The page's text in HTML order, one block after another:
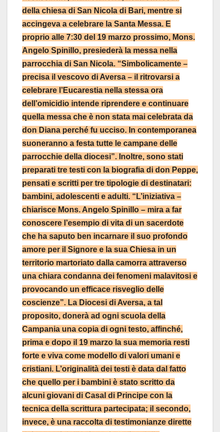
della chiesa di San Nicola di Bari, mentre si
accingeva a celebrare la Santa Messa. E
proprio alle 7:30 del 19 marzo prossimo, Mons.
Angelo Spinillo, presiederà la messa nella
parrocchia di San Nicola. “Simbolicamente –
precisa il vescovo di Aversa – il ritrovarsi a
celebrare l’Eucarestia nella stessa ora
dell’omicidio intende riprendere e continuare
quella messa che è non stata mai celebrata da
don Diana perché fu ucciso. In contemporanea
suoneranno a festa tutte le campane delle
parrocchie della diocesi”. Inoltre, sono stati
preparati tre testi con la biografia di don Peppe,
pensati e scritti per tre tipologie di destinatari:
bambini, adolescenti e adulti. “L’iniziativa –
chiarisce Mons. Angelo Spinillo – mira a far
conoscere l’esempio di vita di un sacerdote
che ha saputo ben incarnare il suo profondo
amore per il Signore e la sua Chiesa in un
territorio martoriato dalla camorra attraverso
una chiara condanna dei fenomeni malavitosi e
provocando un efficace risveglio delle
coscienze”. La Diocesi di Aversa, a tal
proposito, donerà ad ogni scuola della
Campania una copia di ogni testo, affinché,
prima e dopo il 19 marzo la sua memoria resti
forte e viva come modello di valori umani e
cristiani. L’originalità dei testi è data dal fatto
che quello per i bambini è stato scritto da
alcuni giovani di Casal di Principe con la
tecnica della scrittura partecipata; il secondo,
invece, è una raccolta di testimonianze dirette